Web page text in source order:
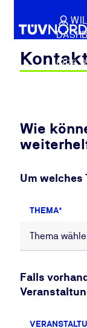
Springe zum
IHR
IHRE
Wie
Um welches
THEMA
Falls